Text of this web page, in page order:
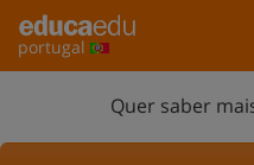
portugal
Quer saber